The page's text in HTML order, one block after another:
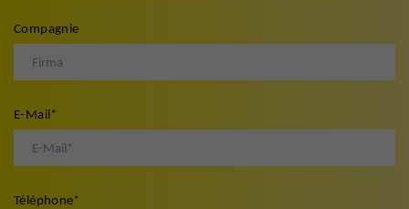
Compagnie
E-Mail*
Téléphone*